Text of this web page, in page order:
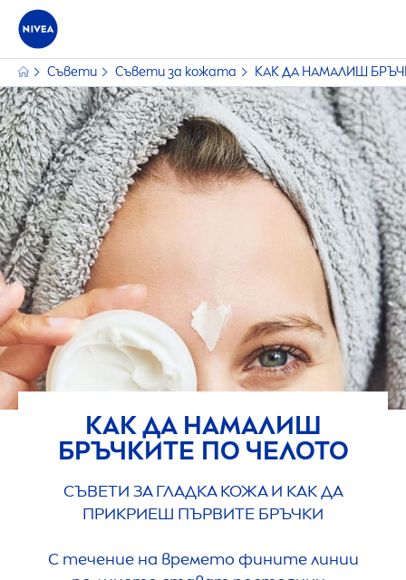
Съвети Съвети за кожата КАК ДА НАМАЛИШ
КАК ДА НАМАЛИШ
БРЪЧКИТЕ ПО ЧЕЛОТО
СЪВЕТИ ЗА ГЛАДКА КОЖА И КАК ДА
ПРИКРИЕШ ПЪРВИТЕ БРЪЧКИ
С течение на времето фините линии